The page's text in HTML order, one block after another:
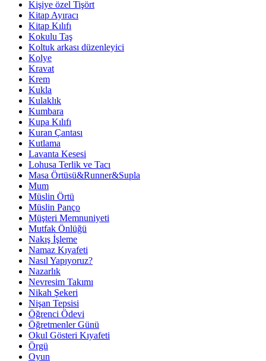
Kişiye özel Tişört
Kitap Ayıracı
Kitap Kılıfı
Kokulu Taş
Koltuk arkası düzenleyici
Kolye
Kravat
Krem
Kukla
Kulaklık
Kumbara
Kupa Kılıfı
Kuran Çantası
Kutlama
Lavanta Kesesi
Lohusa Terlik ve Tacı
Masa Örtüsü&Runner&Supla
Mum
Müslin Örtü
Müslin Panço
Müşteri Memnuniyeti
Mutfak Önlüğü
Nakış İşleme
Namaz Kıyafeti
Nasıl Yapıyoruz?
Nazarlık
Nevresim Takımı
Nikah Şekeri
Nişan Tepsisi
Öğrenci Ödevi
Öğretmenler Günü
Okul Gösteri Kıyafeti
Örgü
Oyun